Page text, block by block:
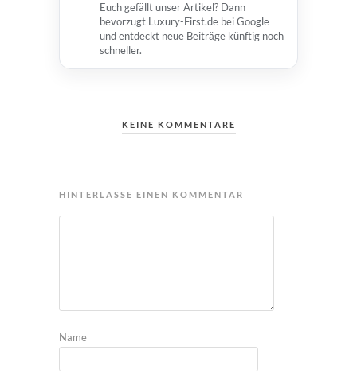
Euch gefällt unser Artikel? Dann
bevorzugt Luxury-First.de bei Google
und entdeckt neue Beiträge künftig noch
schneller.
KEINE KOMMENTARE
HINTERLASSE EINEN KOMMENTAR
Name